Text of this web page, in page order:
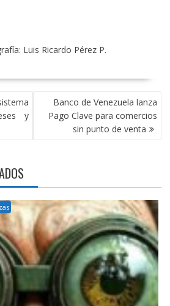
Luis Ricardo Pérez P.
y
Banco de Venezuela lanza
Pago Clave para comercios
sin punto de venta